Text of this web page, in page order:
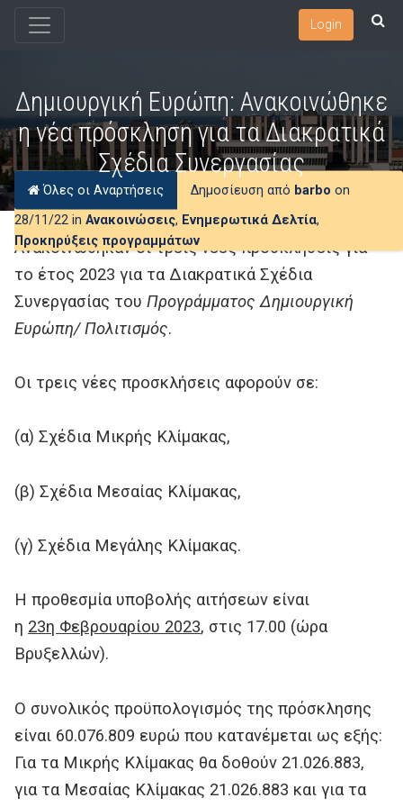
Login
Δημιουργική Ευρώπη: Ανακοινώθηκε
η νέα πρόσκληση για τα Διακρατικά
Σχέδια Συνεργασίας
Όλες οι Αναρτήσεις Δημοσίευση από barbo on
28/11/22 in Ανακοινώσεις, Ενημερωτικά Δελτία,
Προκηρύξεις προγραμμάτων
Ανακοινώθηκαν οι τρεις νέες προσκλήσεις για
το έτος 2023 για τα Διακρατικά Σχέδια
Συνεργασίας του Προγράμματος Δημιουργική
Ευρώπη/ Πολιτισμός.
Οι τρεις νέες προσκλήσεις αφορούν σε:
(α) Σχέδια Μικρής Κλίμακας,
(β) Σχέδια Μεσαίας Κλίμακας,
(γ) Σχέδια Μεγάλης Κλίμακας.
Η προθεσμία υποβολής αιτήσεων είναι
η 23η Φεβρουαρίου 2023, στις 17.00 (ώρα
Βρυξελλών).
Ο συνολικός προϋπολογισμός της πρόσκλησης
είναι 60.076.809 ευρώ που κατανέμεται ως εξής:
Για τα Μικρής Κλίμακας θα δοθούν 21.026.883,
για τα Μεσαίας Κλίμακας 21.026.883 και για τα